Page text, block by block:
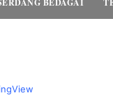
BEDAGAI